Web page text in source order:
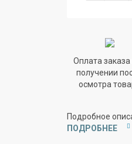
Оплата заказа
получении
осмотра
Подробное
ПОДРОБНЕЕ